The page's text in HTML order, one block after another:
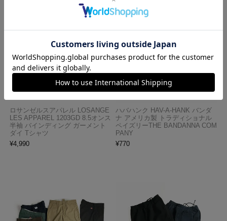
ロサンゼルスアパレル LOSANGE
LES APPAREL 1203GD 8.5オンス
半袖 バインディング ガーメント
ダイ Tシャツ
¥4,990
ハバハンク HAV-A-HANK バンダ
ナ アメリカ製 トラディショナル
ペイズリーTHE BANDANNA COM
PANY
¥770